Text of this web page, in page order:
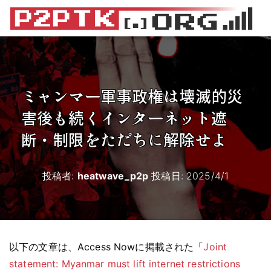
ミャンマー軍事政権は壊滅的災
害後も続くインターネット遮
断・制限をただちに解除せよ
投稿者:heatwave_p2p 投稿日:2025/4/1
以下の文章は、Access Nowに掲載された「Joint
statement: Myanmar must lift internet restrictions